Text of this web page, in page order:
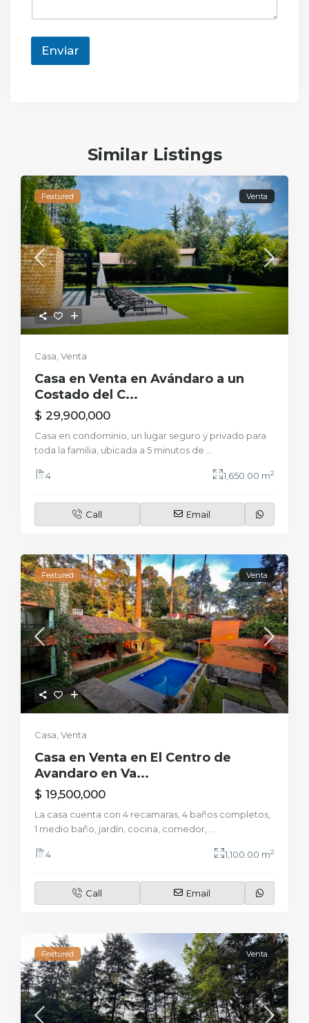
Enviar
Similar Listings
Featured Venta
Casa ,Venta
Casa en Venta en Avándaro a un
Costado del C...
$ 29,900,000
Casa en condominio, un lugar seguro y privado para
toda la familia, ubicada a 5 minutos de
4 1,650.00 m2
Call Email
Featured Venta
Casa ,Venta
Casa en Venta en El Centro de
Avandaro en Va...
$ 19,500,000
La casa cuenta con 4 recamaras, 4 baños completos,
1 medio baño, jardín, cocina, comedor,
4 1,100.00 m2
Call Email
Featured Venta